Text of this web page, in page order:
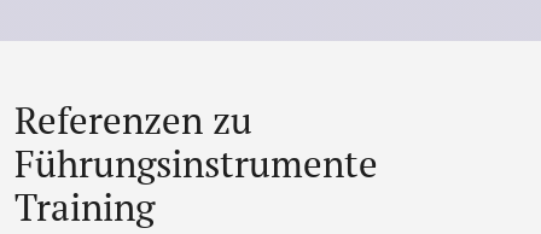
Referenzen zu
Führungsinstrumente
Training